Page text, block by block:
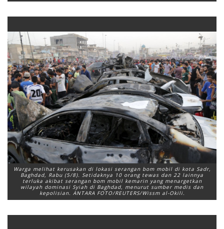
Warga melihat kerusakan di lokasi serangan bom mobil di kota Sadr,
Baghdad, Rabu (5/8). Setidaknya 10 orang tewas dan 22 lainnya
terluka akibat serangan bom mobil kemarin yang menargetkan
wilayah dominasi Syiah di Baghdad, menurut sumber medis dan
kepolisian. ANTARA FOTO/REUTERS/Wissm al-Okili.